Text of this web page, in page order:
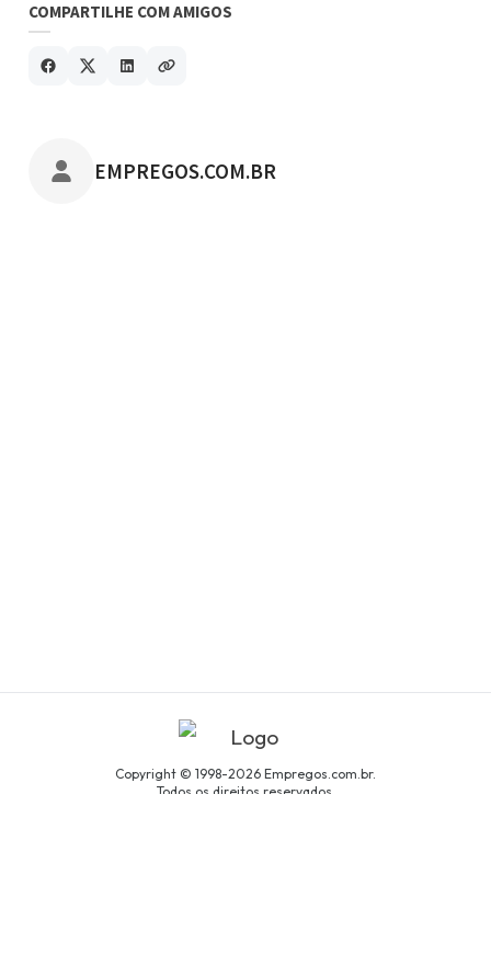
COMPARTILHE COM AMIGOS
POSTADO POR
EMPREGOS.COM.BR
Copyright © 1998-2026 Empregos.com.br.
Todos os direitos reservados.